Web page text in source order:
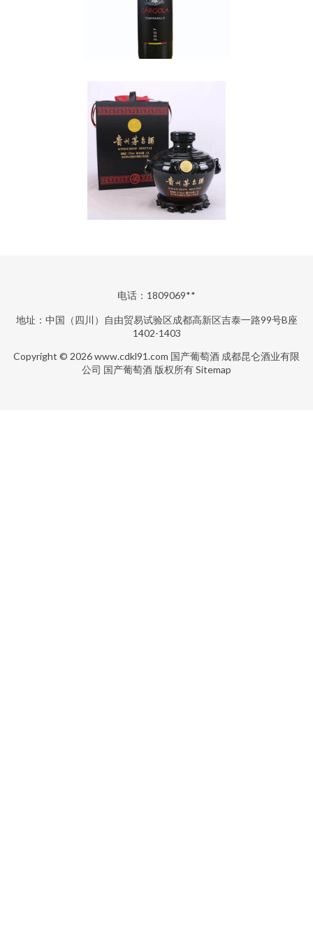
电话：1809069**
地址：中国（四川）自由贸易试验区成都高新区吉泰一路99号B座
1402-1403
Copyright © 2026www.cdkl91.com 国产葡萄酒 成都昆仑酒业有限
公司 国产葡萄酒 版权所有Sitemap